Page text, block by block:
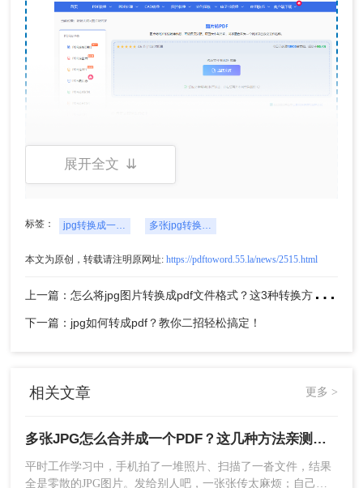
件”（默认开启），根据需要调整页面方向（自
寸/A4/A3）、页边距等。
展开全文 ⇊
标签： jpg转换成一个pdf文件 多张jpg转换成一个pdf文件
本文为原创，转载请注明原网址: https://pdftoword.55.la/news/2515.html
上
一篇：怎么将jpg图片转换成pdf文件格式？这3种转换方法简单又快速!！
下一篇：jpg如何转成pdf？教你二招轻松搞定！
相关文章 更多 >
多张JPG怎么合并成一个PDF？这几种方法亲测好用！
平时工作学习中，手机拍了一堆照片、扫描了一沓文件，结果
全是零散的JPG图片。发给别人吧，一张张传太麻烦；自己存